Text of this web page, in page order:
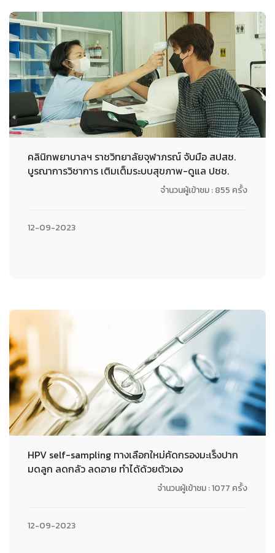
คลินิกพยาบาลฯ ราชวิทยาลัยจุฬาภรณ์ จับมือ สปสช.
บูรณาการวิชาการ เติมเต็มระบบสุขภาพ-ดูแล ปชช.
จำนวนผู้เข้าชม : 855 ครั้ง
12-09-2023
HPV self-sampling ทางเลือกใหม่คัดกรองมะเร็งปาก
มดลูก ลดกลัว ลดอาย ทำได้ด้วยตัวเอง
จำนวนผู้เข้าชม : 1077 ครั้ง
12-09-2023